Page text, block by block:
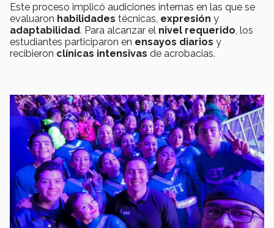
Este proceso implicó audiciones internas en las que se
evaluaron habilidades técnicas, expresión y
adaptabilidad. Para alcanzar el nivel requerido , los
estudiantes participaron en ensayos diarios y
recibieron clínicas intensivas de acrobacias.